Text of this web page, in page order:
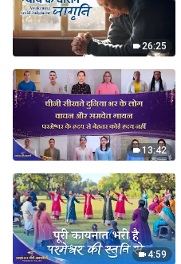
26:25
13:42
4:59